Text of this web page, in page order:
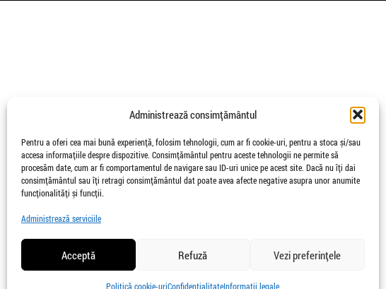
Administrează consimțământul
Pentru a oferi cea mai bună experiență, folosim tehnologii, cum ar fi cookie-uri, pentru a stoca și/sau
accesa informațiile despre dispozitive. Consimțământul pentru aceste tehnologii ne permite să
procesăm date, cum ar fi comportamentul de navigare sau ID-uri unice pe acest site. Dacă nu îți dai
consimțământul sau îți retragi consimțământul dat poate avea afecte negative asupra unor anumite
funcționalități și funcții.
Administrează serviciile
Acceptă Refuză Vezi preferințele
Politică cookie-uriConfidențialitateInformații legale